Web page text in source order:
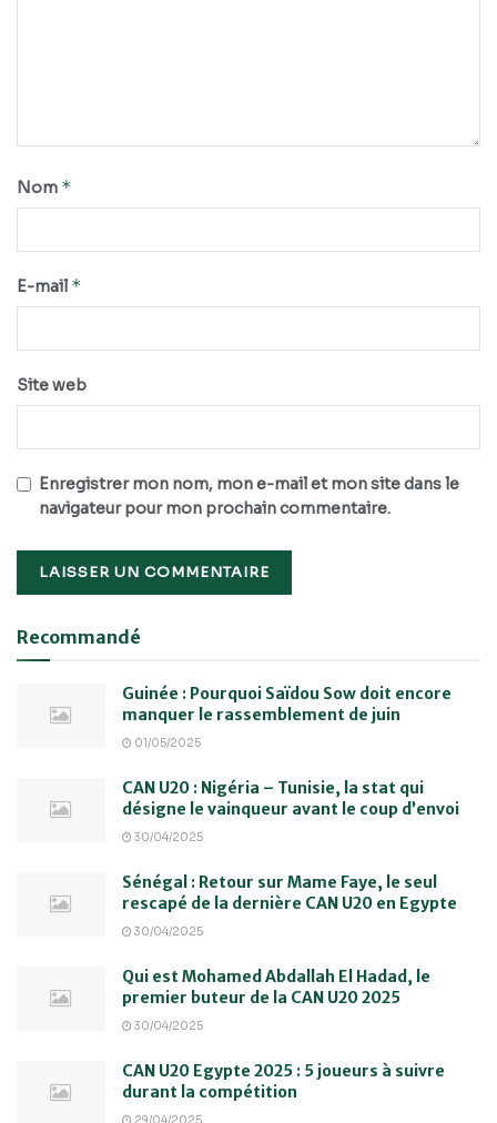
Nom *
E-mail *
Site web
Enregistrer mon nom, mon e-mail et mon site dans le
navigateur pour mon prochain commentaire.
Recommandé
Guinée : Pourquoi Saïdou Sow doit encore
manquer le rassemblement de juin
01/05/2025
CAN U20 : Nigéria – Tunisie, la stat qui
désigne le vainqueur avant le coup d’envoi
30/04/2025
Sénégal : Retour sur Mame Faye, le seul
rescapé de la dernière CAN U20 en Egypte
30/04/2025
Qui est Mohamed Abdallah El Hadad, le
premier buteur de la CAN U20 2025
30/04/2025
CAN U20 Egypte 2025 : 5 joueurs à suivre
durant la compétition